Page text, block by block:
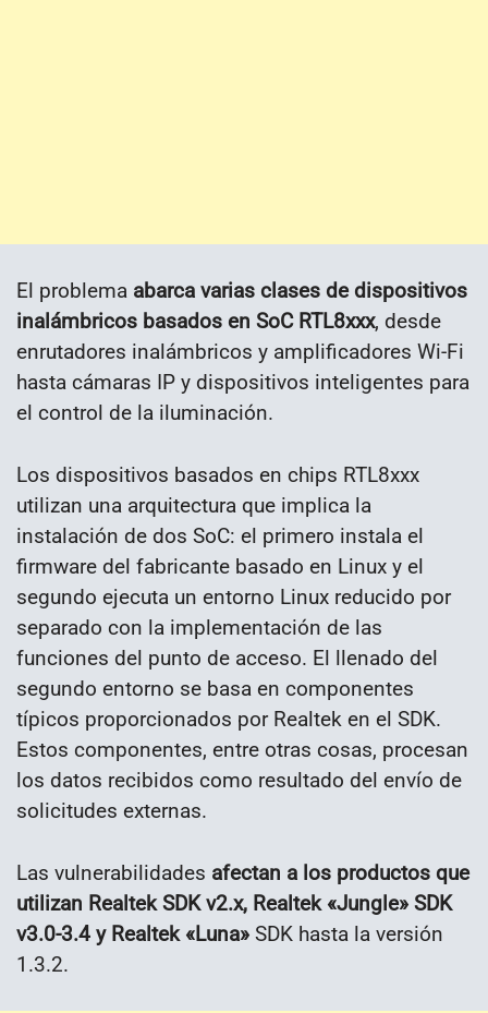
El problema abarca varias clases de dispositivos
inalámbricos basados ​​en SoC RTL8xxx, desde
enrutadores inalámbricos y amplificadores Wi-Fi
hasta cámaras IP y dispositivos inteligentes para
el control de la iluminación.
Los dispositivos basados ​​en chips RTL8xxx
utilizan una arquitectura que implica la
instalación de dos SoC: el primero instala el
firmware del fabricante basado en Linux y el
segundo ejecuta un entorno Linux reducido por
separado con la implementación de las
funciones del punto de acceso. El llenado del
segundo entorno se basa en componentes
típicos proporcionados por Realtek en el SDK.
Estos componentes, entre otras cosas, procesan
los datos recibidos como resultado del envío de
solicitudes externas.
Las vulnerabilidades afectan a los productos que
utilizan Realtek SDK v2.x, Realtek «Jungle» SDK
v3.0-3.4 y Realtek «Luna» SDK hasta la versión
1.3.2.